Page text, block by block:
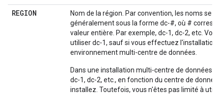
REGION
Nom de la région. Par convention, les noms se
généralement sous la forme dc-#, où #
valeur entière. Par exemple, dc-1, dc-2, etc.
utiliser dc-1, sauf si vous effectuez l'installation
environnement multi-centre de données.
Dans une installation multi-centre de données,
dc-1, dc-2, etc., en fonction du centre de
installez. Toutefois, vous n'êtes pas limité à